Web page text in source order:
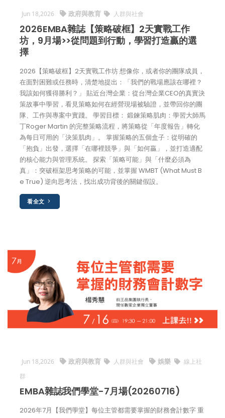
Jun 18,2026 政府與教育 人群與社會
2026EMBA雜誌【策略破框】2天實戰工作
坊，9月場>>從問題到行動，學習打造贏的選
擇
2026【策略破框】2天實戰工作坊 想像你，或者你的團隊成員，
在面對困難或任務時，清楚地提出：「我們的戰場應該在哪裡？
我該如何獲得勝利？」 貼近台灣企業：從台灣企業CEO的真實決
策故事中學習，看見策略如何在經營現場被驗證，並帶回你的團
隊、工作與專案中實踐。 學習目標： 鍛鍊策略肌肉：學習大師馬
丁Roger Martin 的完整策略流程，將策略從「年度報告」轉化
為每日可用的「決策肌肉」。 掌握策略的五個盒子：從明確的
「抱負」出發，選擇「在哪裡競爭」與「如何贏」，並打造適配
的核心能力與管理系統。 探索「策略可能」與「什麼必須為
真」：突破框架思考策略的可能，並掌握 WMBT (What Must B
e True) 逆向思考法，找出成功背後的關鍵假設。
看全文
Jun 18,2026 政府與教育 人群與社會 娛樂
線上社
群
EMBA雜誌我們學堂-7月場(20260716)
2026年7月【我們學堂】每位主管都需要掌握的財務會計數字 重